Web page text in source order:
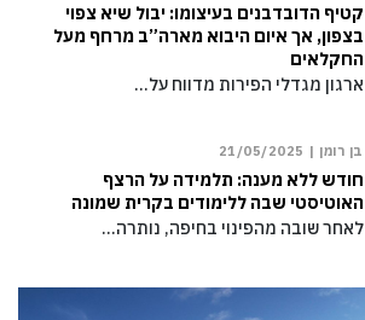
קטיף הדובדבנים בעיצומו: יבול שיא צפוי
בצפון, אך איום היבוא מארה”ב מרחף מעל
החקלאים
ארגון מגדלי הפירות מדווח על…
בן רומן | 21/05/2025
חודש ללא מענה: תלמידה על הרצף
האוטיסטי שבה ללימודים בקרית שמונה
לאחר שובה מהפינוי בחיפה, נותרה…